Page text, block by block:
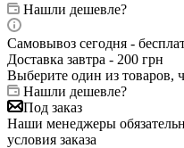
Нашли дешевле?
Самовывоз сегодня -
Доставка завтра - 200 грн
Выберите один из товаров,
Нашли дешевле?
Под заказ
Наши менеджеры
условия заказа